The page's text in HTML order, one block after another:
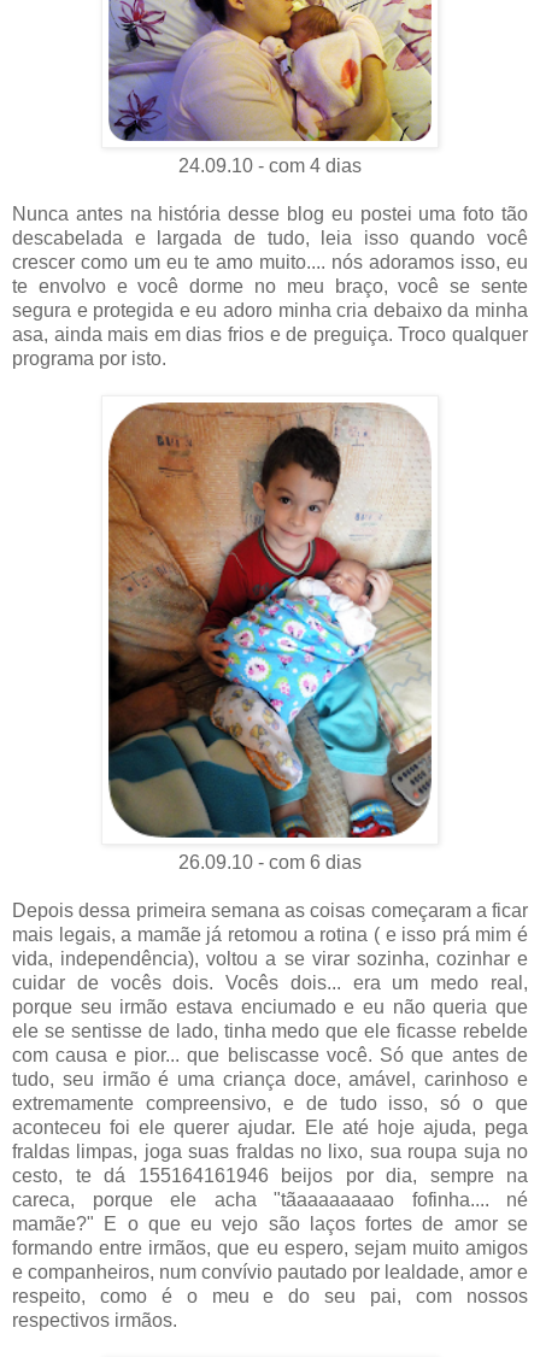
24.09.10 - com 4 dias
Nunca antes na história desse blog eu postei uma foto tão
descabelada e largada de tudo, leia isso quando você
crescer como um eu te amo muito.... nós adoramos isso, eu
te envolvo e você dorme no meu braço, você se sente
segura e protegida e eu adoro minha cria debaixo da minha
asa, ainda mais em dias frios e de preguiça. Troco qualquer
programa por isto.
26.09.10 - com 6 dias
Depois dessa primeira semana as coisas começaram a ficar
mais legais, a mamãe já retomou a rotina ( e isso prá mim é
vida, independência), voltou a se virar sozinha, cozinhar e
cuidar de vocês dois. Vocês dois... era um medo real,
porque seu irmão estava enciumado e eu não queria que
ele se sentisse de lado, tinha medo que ele ficasse rebelde
com causa e pior... que beliscasse você. Só que antes de
tudo, seu irmão é uma criança doce, amável, carinhoso e
extremamente compreensivo, e de tudo isso, só o que
aconteceu foi ele querer ajudar. Ele até hoje ajuda, pega
fraldas limpas, joga suas fraldas no lixo, sua roupa suja no
cesto, te dá 155164161946 beijos por dia, sempre na
careca, porque ele acha "tãaaaaaaaao fofinha.... né
mamãe?" E o que eu vejo são laços fortes de amor se
formando entre irmãos, que eu espero, sejam muito amigos
e companheiros, num convívio pautado por lealdade, amor e
respeito, como é o meu e do seu pai, com nossos
respectivos irmãos.